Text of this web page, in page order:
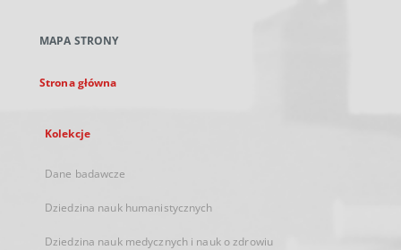
karcie
MAPA STRONY
Strona główna
Kolekcje
Dane badawcze
Dziedzina nauk humanistycznych
Dziedzina nauk medycznych i nauk o zdrowiu